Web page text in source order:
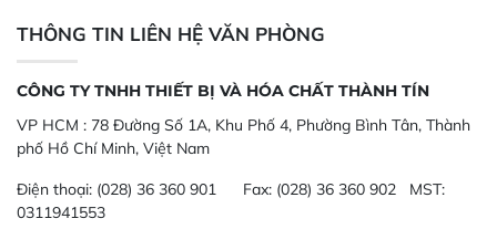
THÔNG TIN LIÊN HỆ VĂN PHÒNG
CÔNG TY TNHH THIẾT BỊ VÀ HÓA CHẤT THÀNH TÍN
VP HCM : 78 Đường Số 1A, Khu Phố 4, Phường Bình Tân, Thành
phố Hồ Chí Minh, Việt Nam
Điện thoại: (028) 36 360 901 Fax: (028) 36 360 902 MST:
0311941553